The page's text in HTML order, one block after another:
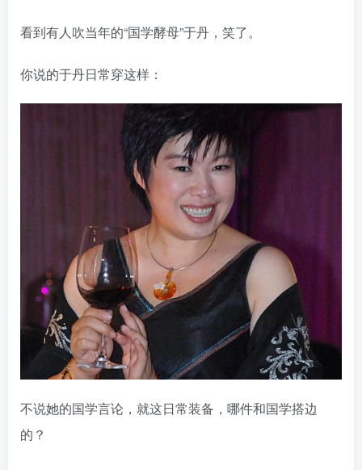
看到有人吹当年的“国学酵母”于丹，笑了。
你说的于丹日常穿这样：
不说她的国学言论，就这日常装备，哪件和国学搭边
的？